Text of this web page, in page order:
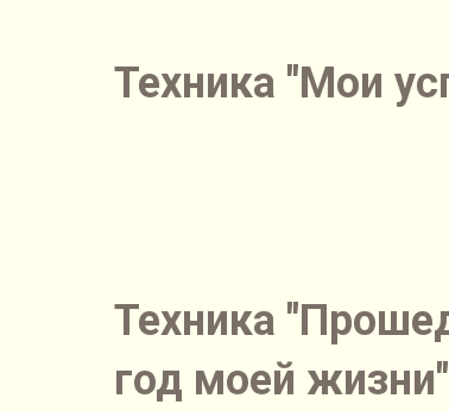
Техника "Мои
Техника
год моей жизни"